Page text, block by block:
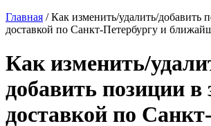
Главная / Как изменить/удалить/добавить
доставкой по Санкт-Петербургу и
Как изменить/
добавить позиции в
доставкой по Санкт-